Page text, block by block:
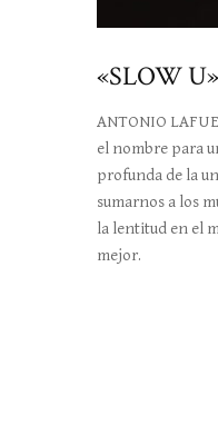
«SLOW
ANTONIO
el nombre para
profunda de la
sumarnos a los
la lentitud en el
mejor.